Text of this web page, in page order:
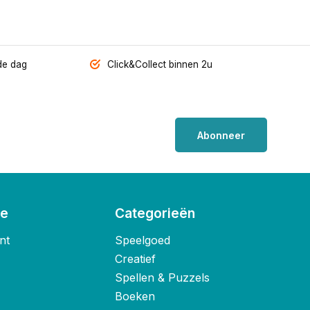
dag Click&Collect binnen 2u
Abonneer
Categorieën
Speelgoed
Creatief
Spellen & Puzzels
Boeken